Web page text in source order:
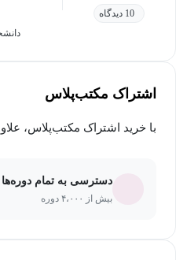
10 دیدگاه
اشتراک مکتب‌پلاس
با خرید اشتراک مکتب‌پلاس، علاوه بر این دوره، به
دسترسی به تمام دوره‌ها
بیش از ۴،۰۰۰ دوره